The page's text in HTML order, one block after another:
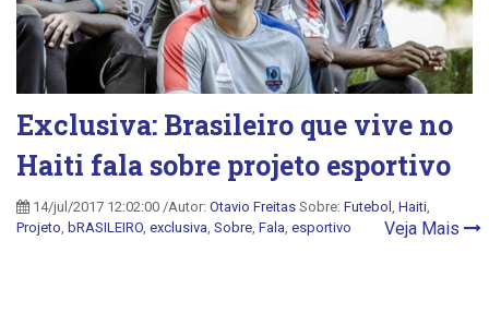
Exclusiva: Brasileiro que vive no
Haiti fala sobre projeto esportivo
14/jul/2017 12:02:00 /Autor: Otavio Freitas Sobre: Futebol Haiti
Projeto bRASILEIRO exclusiva Sobre Fala esportivo Veja Mais